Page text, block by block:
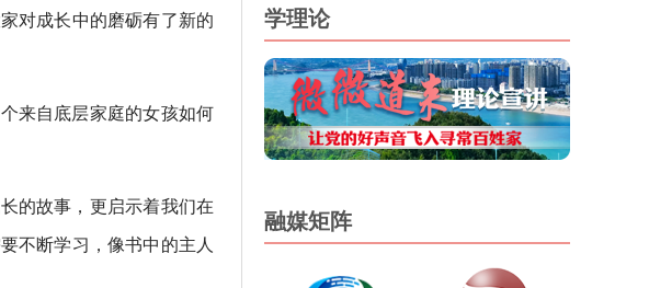
对成长中的磨砺有了新的
来自底层家庭的女孩如何
的故事，更启示着我们在
不断学习，像书中的主人
学理论
融媒矩阵